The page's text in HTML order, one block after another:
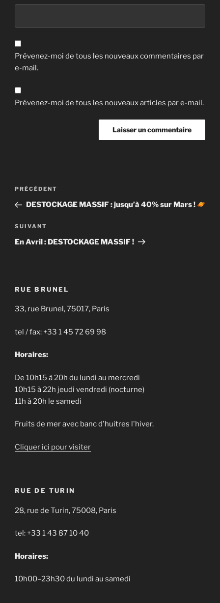
Prévenez-moi de tous les nouveaux commentaires par
e-mail.
Prévenez-moi de tous les nouveaux articles par e-mail.
Navigation
l’article
Article
précédent
PRÉCÉDENT
DESTOCKAGE MASSIF : jusqu’à 40% sur Mars !
Article
suivant
SUIVANT
En Avril : DESTOCKAGE MASSIF !
RUE BRUNEL
33, rue Brunel, 75017, Paris
tel / fax: +33 1 45 72 69 98
Horaires:
De 10h15 à 20h du lundi au mercredi
10h15 à 22h jeudi vendredi (nocturne)
11h à 20h le samedi
Fruits de mer avec banc d'huitres l'hiver.
Cliquer ici pour visiter
RUE DE TURIN
28, rue de Turin, 75008, Paris
tel: +33 1 43 87 10 40
Horaires:
10h00–23h30 du lundi au samedi